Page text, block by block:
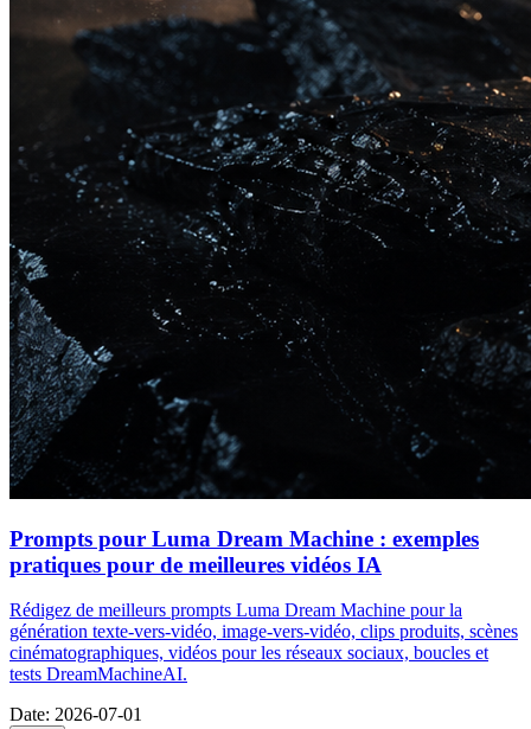
Prompts pour Luma Dream Machine : exemples
pratiques pour de meilleures vidéos IA
Rédigez de meilleurs prompts Luma Dream Machine pour la
génération texte‑vers‑vidéo, image‑vers‑vidéo, clips produits, scènes
cinématographiques, vidéos pour les réseaux sociaux, boucles et
tests DreamMachineAI.
Date: 2026-07-01